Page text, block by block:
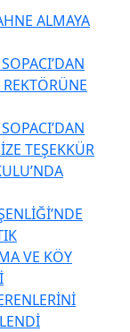
ALMAYA
TEŞEKKÜR
VE KÖY